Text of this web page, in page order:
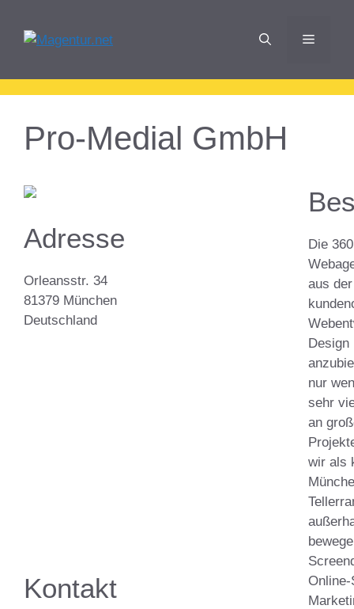
Inhalt
springen
Menü
Pro-Medial GmbH
Adresse
Orleansstr. 34
81379 München
Deutschland
Kontakt
Die
aus
Design
nur
sehr
an
wir als
Online-